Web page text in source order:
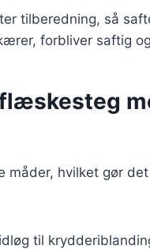
tilberedning, så
forbliver saftig
hvilket gør
til